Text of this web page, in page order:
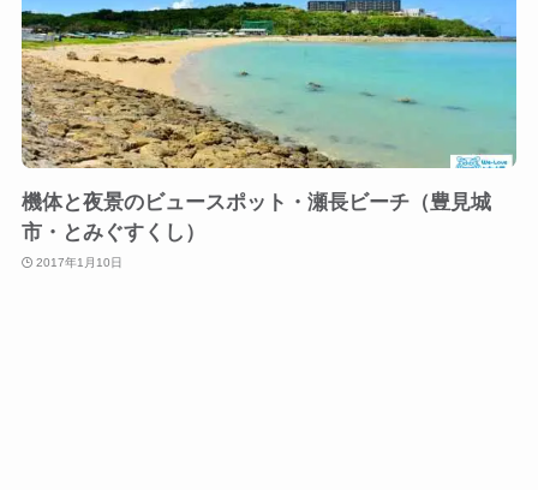
機体と夜景のビュースポット・瀬長ビーチ（豊見城
市・とみぐすくし）
2017年1月10日